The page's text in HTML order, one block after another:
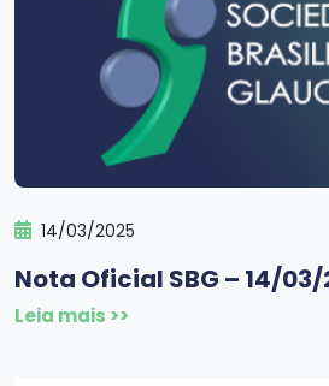
14/03/2025
Nota Oficial SBG – 14/
Leia mais >>